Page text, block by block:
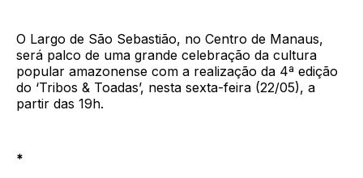
O Largo de São Sebastião, no Centro de Manaus,
será palco de uma grande celebração da cultura
popular amazonense com a realização da 4ª edição
do ‘Tribos & Toadas’, nesta sexta-feira (22/05), a
partir das 19h.
*